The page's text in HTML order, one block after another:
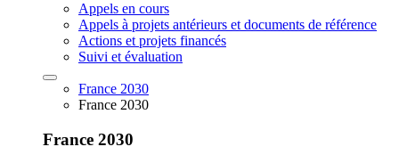
Appels en cours
Appels à projets antérieurs et documents de référence
Actions et projets financés
Suivi et évaluation
France 2030
France 2030
France 2030